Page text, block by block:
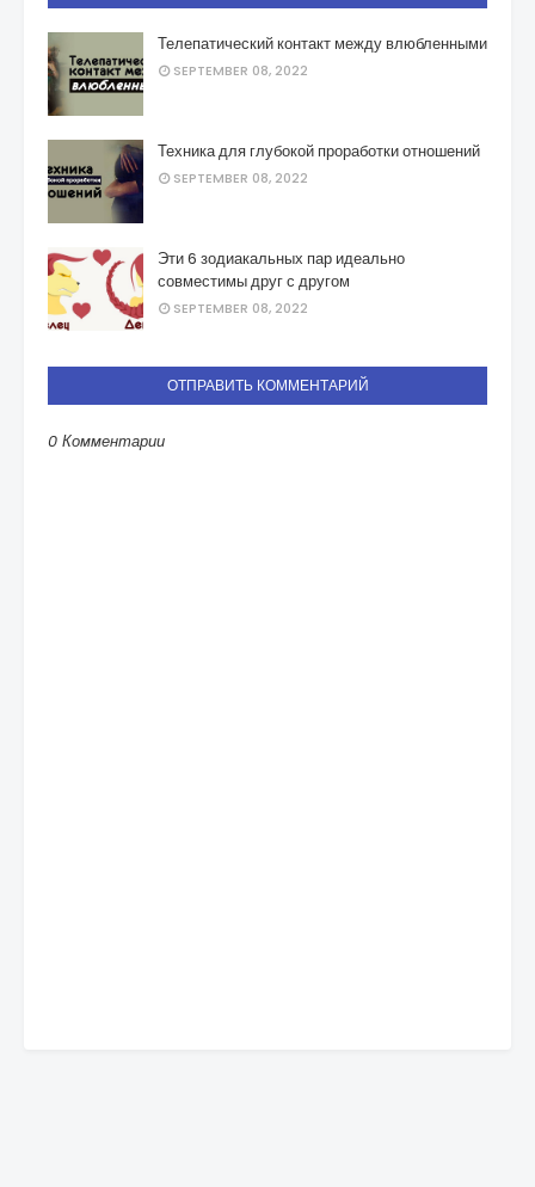
Телепатический контакт между влюбленными
SEPTEMBER 08, 2022
Техника для глубокой проработки отношений
SEPTEMBER 08, 2022
Эти 6 зодиакальных пар идеально
совместимы друг с другом
SEPTEMBER 08, 2022
ОТПРАВИТЬ КОММЕНТАРИЙ
0 Комментарии